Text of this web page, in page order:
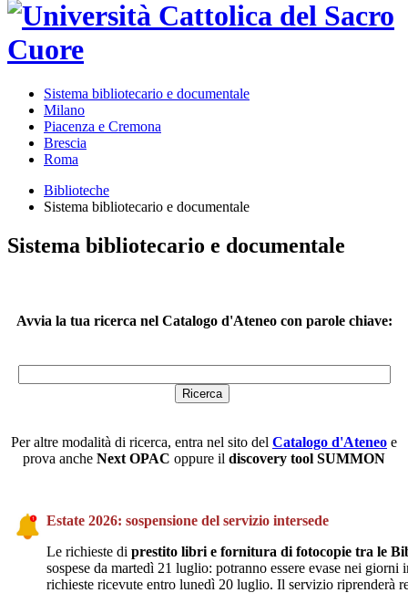
Sistema bibliotecario e documentale
Milano
Piacenza e Cremona
Brescia
Roma
Biblioteche
Sistema bibliotecario e documentale
Sistema bibliotecario e documentale
Avvia la tua ricerca nel Catalogo d'Ateneo con parole chiave:
Per altre modalità di ricerca, entra nel sito del Catalogo d'Ateneo e
prova anche Next OPAC oppure il discovery tool SUMMON
Estate 2026: sospensione del servizio intersede
Le richieste di prestito libri e fornitura di fotocopie tra le
sospese da martedì 21 luglio: potranno essere evase nei giorni
richieste ricevute entro lunedì 20 luglio. Il servizio riprenderà